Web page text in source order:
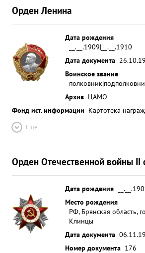
Орден Ленина
Дата рождения
__.__.1909|__.__.1910
Дата документа
Воинское звание
Архив ЦАМО
Фонд ист. информации Картотека
Ещё
Орден Отечественной войны II
Дата рождения
Место рождения
РФ, Брянская область,
Клинцы
Дата документа
Номер документа 176